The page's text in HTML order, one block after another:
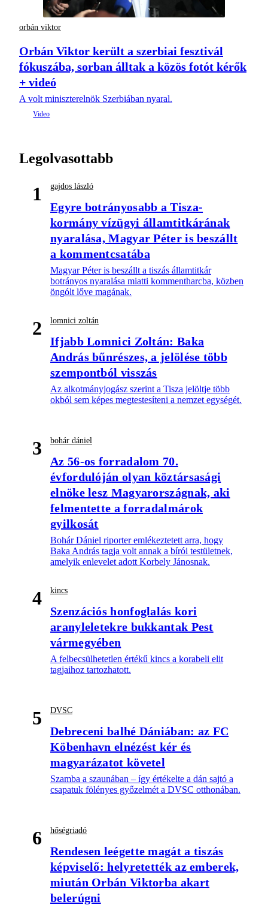
orbán viktor
Orbán Viktor került a szerbiai fesztivál
fókuszába, sorban álltak a közös fotót kérők
+ videó
A volt miniszterelnök Szerbiában nyaral.
Legolvasottabb
1 gajdos lászló
Egyre botrányosabb a Tisza-
kormány vízügyi államtitkárának
nyaralása, Magyar Péter is beszállt
a kommentcsatába
Magyar Péter is beszállt a tiszás államtitkár
botrányos nyaralása miatti kommentharcba, közben
öngólt lőve magának.
2 lomnici zoltán
Ifjabb Lomnici Zoltán: Baka
András bűnrészes, a jelölése több
szempontból visszás
Az alkotmányjogász szerint a Tisza jelöltje több
okból sem képes megtestesíteni a nemzet egységét.
3 bohár dániel
Az 56-os forradalom 70.
évfordulóján olyan köztársasági
elnöke lesz Magyarországnak, aki
felmentette a forradalmárok
gyilkosát
Bohár Dániel riporter emlékeztetett arra, hogy
Baka András tagja volt annak a bírói testületnek,
amelyik enlevelet adott Korbely Jánosnak.
4 kincs
Szenzációs honfoglalás kori
aranyleletekre bukkantak Pest
vármegyében
A felbecsülhetetlen értékű kincs a korabeli elit
tagjaihoz tartozhatott.
5 DVSC
Debreceni balhé Dániában: az FC
Köbenhavn elnézést kér és
magyarázatot követel
Szamba a szaunában – így értékelte a dán sajtó a
csapatuk fölényes győzelmét a DVSC otthonában.
6 hőségriadó
Rendesen leégette magát a tiszás
képviselő: helyretették az emberek,
miután Orbán Viktorba akart
belerúgni